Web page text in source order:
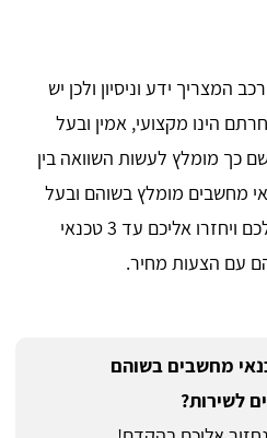
המצריך ידע וניסיון ולכן יש
הינו מקצועי, אמין ובעל
כך מומלץ לעשות השוואה בין
מחשבים מומלץ בשוהם ובעל
ניסיון. השאירו את הפרטים שלכם ויחזרו אליכם עד 3 טכנאי
עם הצעות מחיר.
מחשבים בשוהם
לשירות?